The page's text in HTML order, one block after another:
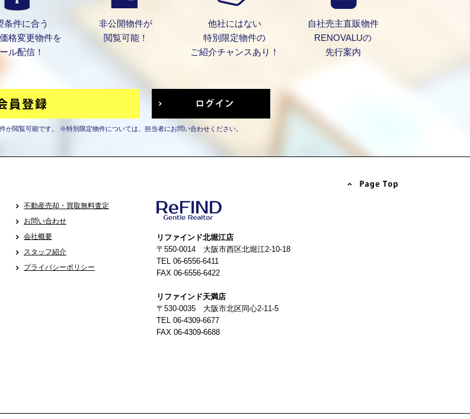
条件に合う
格変更物件を
ル配信！
非公開物件が
閲覧可能！
他社にはない
特別限定物件の
ご紹介チャンスあり！
自社売主直販物件
RENOVALUの
先行案内
が閲覧可能です。 ※特別限定物件については、担当者にお問い合わせください。
不動産売却・買取無料査定
お問い合わせ
会社概要
スタッフ紹介
プライバシーポリシー
リファインド北堀江店
〒550-0014 大阪市西区北堀江2-10-18
TEL 06-6556-6411
FAX 06-6556-6422
リファインド天満店
〒530-0035 大阪市北区同心2-11-5
TEL 06-4309-6677
FAX 06-4309-6688